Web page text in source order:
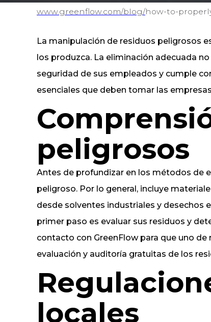
www.greenflow.com/blog/how-to-
La manipulación de residuos peligrosos
los produzca. La eliminación adecuada
seguridad de sus empleados y cumple
esenciales que deben tomar las
peligrosos
Antes de profundizar en los métodos de
peligroso. Por lo general, incluye
desde solventes industriales y desechos
primer paso es evaluar sus residuos y
contacto con GreenFlow para que uno
evaluación y auditoría gratuitas de los
locales